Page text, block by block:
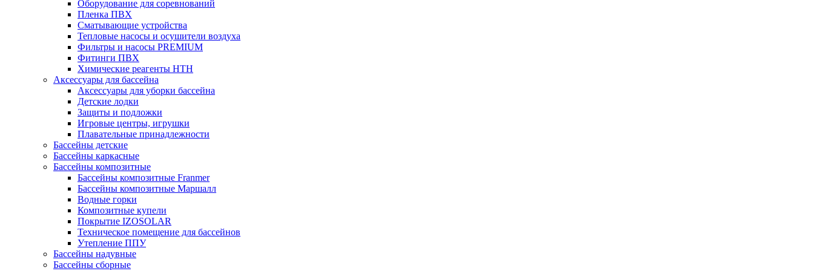
Оборудование для соревнований
Пленка ПВХ
Сматывающие устройства
Тепловые насосы и осушители воздуха
Фильтры и насосы PREMIUM
Фитинги ПВХ
Химические реагенты HTH
Аксессуары для бассейна
Аксессуары для уборки бассейна
Детские лодки
Защиты и подложки
Игровые центры, игрушки
Плавательные принадлежности
Бассейны детские
Бассейны каркасные
Бассейны композитные
Бассейны композитные Franmer
Бассейны композитные Маршалл
Водные горки
Композитные купели
Покрытие IZOSOLAR
Техническое помещение для бассейнов
Утепление ППУ
Бассейны надувные
Бассейны сборные